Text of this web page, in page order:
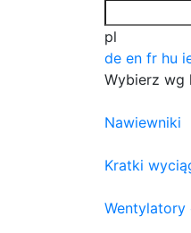
pl
de en fr hu
Wybierz wg
Nawiewniki
Kratki
Wentylatory